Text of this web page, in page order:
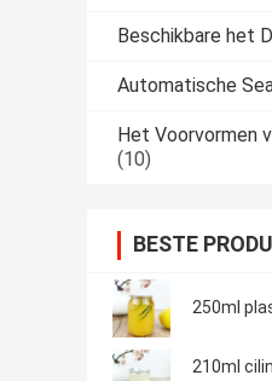
Beschikbare het
Automatische
Het Voorvormen
(10)
BESTE
250ml
210ml